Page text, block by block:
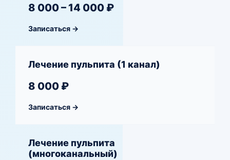
8 000 – 14 000 ₽
Записаться →
Лечение пульпита (1 канал)
8 000 ₽
Записаться →
Лечение пульпита
(многоканальный)